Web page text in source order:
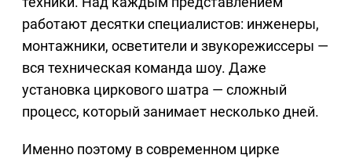
работают десятки специалистов: инженеры,
монтажники, осветители и звукорежиссеры —
вся техническая команда шоу. Даже
установка циркового шатра — сложный
процесс, который занимает несколько дней.
Именно поэтому в современном цирке